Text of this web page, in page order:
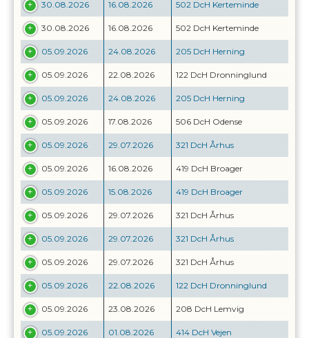
30.08.2026 16.08.2026 502 DcH Kerteminde
30.08.2026 16.08.2026 502 DcH Kerteminde
05.09.2026 24.08.2026 205 DcH Herning
05.09.2026 22.08.2026 122 DcH Dronninglund
05.09.2026 24.08.2026 205 DcH Herning
05.09.2026 17.08.2026 506 DcH Odense
05.09.2026 29.07.2026 321 DcH Århus
05.09.2026 16.08.2026 419 DcH Broager
05.09.2026 15.08.2026 419 DcH Broager
05.09.2026 29.07.2026 321 DcH Århus
05.09.2026 29.07.2026 321 DcH Århus
05.09.2026 29.07.2026 321 DcH Århus
05.09.2026 22.08.2026 122 DcH Dronninglund
05.09.2026 23.08.2026 208 DcH Lemvig
05.09.2026 01.08.2026 414 DcH Vejen